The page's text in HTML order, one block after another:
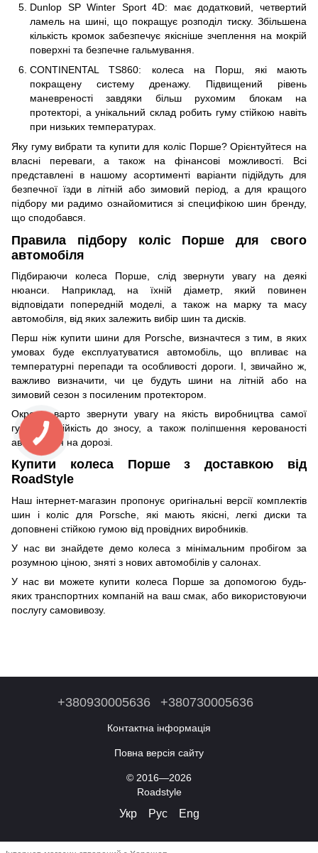
Dunlop SP Winter Sport 4D: має додатковий, четвертий
ламель на шині, що покращує розподіл тиску. Збільшена
кількість кромок забезпечує якісніше зчеплення на мокрій
поверхні та безпечне гальмування.
CONTINENTAL TS860: колеса на Порш, які мають
покращену систему дренажу. Підвищений рівень
маневреності завдяки більш рухомим блокам на
протекторі, а унікальний склад робить гуму стійкою навіть
при низьких температурах.
Яку гуму вибрати та купити для коліс Порше? Орієнтуйтеся на
власні переваги, а також на фінансові можливості. Всі
представлені в нашому асортименті варіанти підійдуть для
безпечної їзди в літній або зимовий період, а для кращого
підбору ми радимо ознайомитися зі специфікою шин бренду,
що сподобався.
Правила підбору коліс Порше для свого
автомобіля
Підбираючи колеса Порше, слід звернути увагу на деякі
нюанси. Наприклад, на їхній діаметр, який повинен
відповідати попередній моделі, а також на марку та масу
автомобіля, від яких залежить вибір шин та дисків.
Перш ніж купити шини для Porsche, визначтеся з тим, в яких
умовах буде експлуатуватися автомобіль, що впливає на
температурні перепади та особливості дороги. І, звичайно ж,
важливо визначити, чи це будуть шини на літній або на
зимовий сезон з посиленим протектором.
Окремо варто звернути увагу на якість виробництва самої
гуми, її стійкість до зносу, а також поліпшення керованості
автомобіля на дорозі.
Купити колеса Порше з доставкою від
RoadStyle
Наш інтернет-магазин пропонує оригінальні версії комплектів
шин і коліс для Porsche, які мають якісні, легкі диски та
доповнені стійкою гумою від провідних виробників.
У нас ви знайдете демо колеса з мінімальним пробігом за
розумною ціною, зняті з нових автомобілів у салонах.
У нас ви можете купити колеса Порше за допомогою будь-
яких транспортних компаній на ваш смак, або використовуючи
послугу самовивозу.
+380930005636 +380730005636
Контактна інформація
Повна версія сайту
© 2016—2026
Roadstyle
Укр Рус Eng